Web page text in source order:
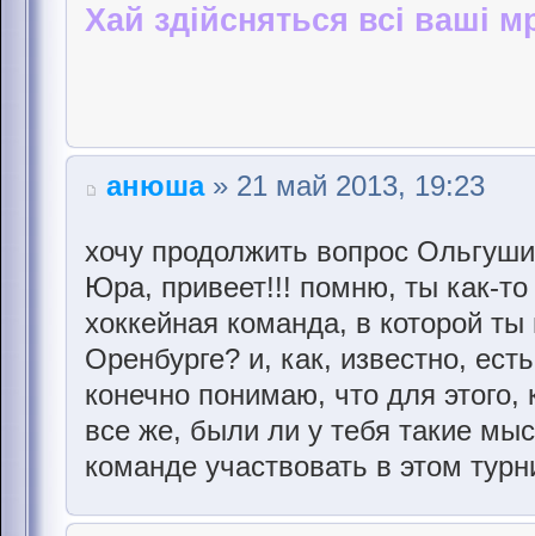
Хай здійсняться всі ваші
анюша» 21 май 2013, 19:23
хочу продолжить вопрос
Юра, привеет!!! помню, ты как-то
хоккейная команда, в которой
Оренбурге? и, как, известно,
конечно понимаю, что для
все же, были ли у тебя такие
команде участвовать в этом